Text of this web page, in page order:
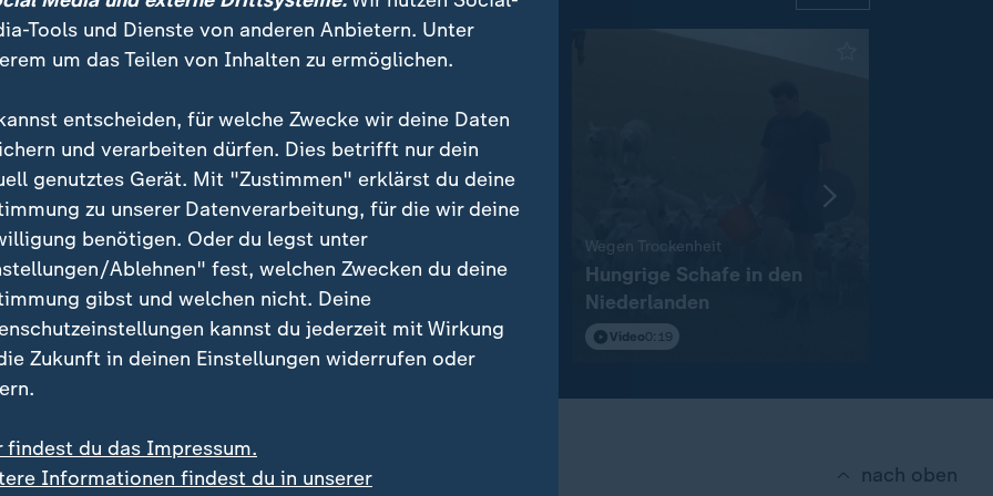
Niedrigwasser:
lockern LKW-
0:28
Russland und Ukraine:
Gegenseitiger Angriff
Video0:26
Wegen Trockenheit
Hungrige Schafe in den
Niederlanden
Video0:19
nach oben
Tools und Dienste von anderen Anbietern. Unter
um das Teilen von Inhalten zu ermöglichen.
entscheiden, für welche Zwecke wir deine Daten
und verarbeiten dürfen. Dies betrifft nur dein
genutztes Gerät. Mit "Zustimmen" erklärst du deine
zu unserer Datenverarbeitung, für die wir deine
benötigen. Oder du legst unter
Ablehnen" fest, welchen Zwecken du deine
gibst und welchen nicht. Deine
kannst du jederzeit mit Wirkung
Zukunft in deinen Einstellungen widerrufen oder
findest du das Impressum.
Informationen findest du in unserer